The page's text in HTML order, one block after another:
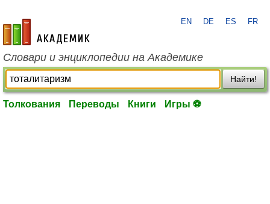
academic.ru
EN DE ES FR
Словари и энциклопедии на Академике
Найти!
Толкования Переводы Книги Игры ⚽